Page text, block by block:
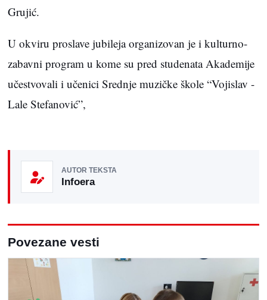
Grujić.
U okviru proslave jubileja organizovan je i kulturno-
zabavni program u kome su pred studenata Akademije
učestvovali i učenici Srednje muzičke škole “Vojislav -
Lale Stefanović”,
AUTOR TEKSTA
Infoera
Povezane vesti